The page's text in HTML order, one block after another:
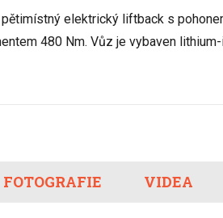
Carsharing
Systémy a
elektrický liftback s
480 Nm. Vůz je vybaven
FOTOGRAFIE VIDEA